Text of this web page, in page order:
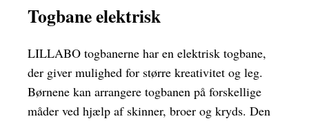
Togbane elektrisk
LILLABO togbanerne har en elektrisk togbane,
der giver mulighed for større kreativitet og leg.
Børnene kan arrangere togbanen på forskellige
måder ved hjælp af skinner, broer og kryds. Den